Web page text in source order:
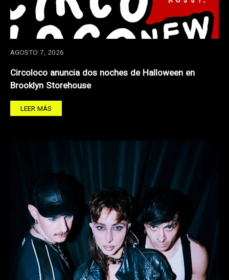
AGOSTO 7, 2026
Circoloco anuncia dos noches de Halloween en
Brooklyn Storehouse
LEER MÁS